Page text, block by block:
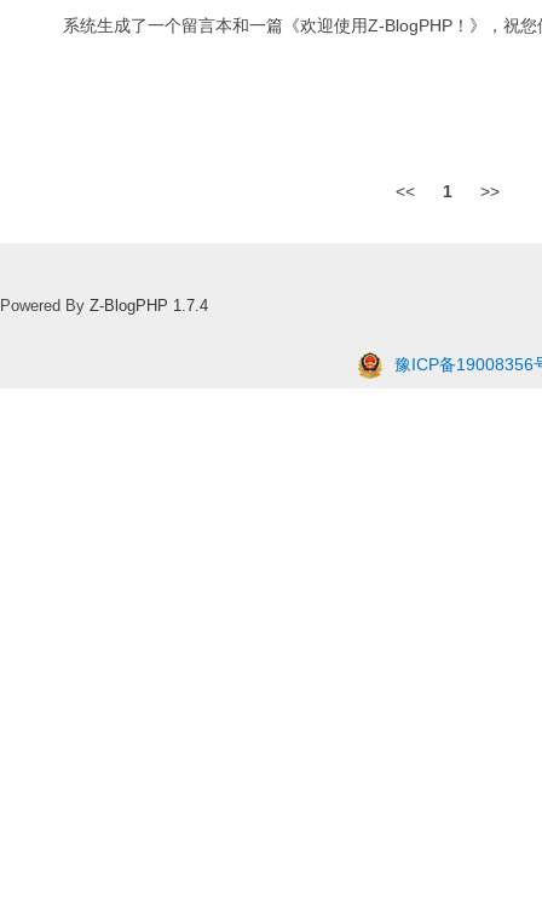
系统生成了一个留言本和一篇《欢迎使用Z-BlogPHP！》，祝
<< 1 >>
Powered By Z-BlogPHP 1.7.4
豫ICP备19008356